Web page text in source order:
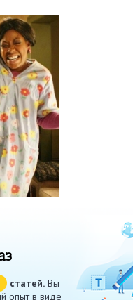
статей.Вы
опыт в виде